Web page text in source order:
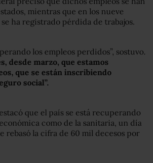
mientras que en los nueve
ha registrado pérdida de trabajos.
los empleos perdidos”, sostuvo.
desde marzo, que estamos
que se están inscribiendo
social”.
que el país se está recuperando
como de la sanitaria, un día
rebasó la cifra de 60 mil decesos por